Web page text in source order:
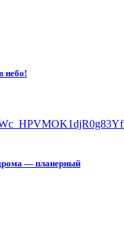
небо!
— планерный